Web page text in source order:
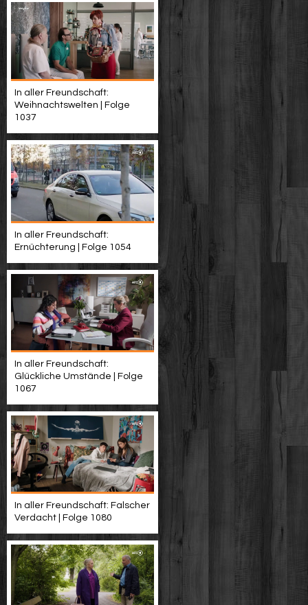
In aller Freundschaft:
Weihnachtswelten | Folge
1037
In aller Freundschaft:
Ernüchterung | Folge 1054
In aller Freundschaft:
Glückliche Umstände | Folge
1067
In aller Freundschaft: Falscher
Verdacht | Folge 1080